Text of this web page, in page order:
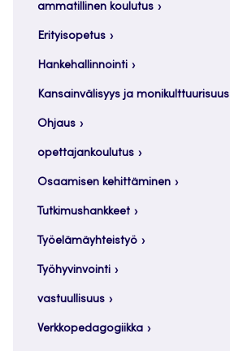
ammatillinen koulutus
Erityisopetus
Hankehallinnointi
Kansainvälisyys ja monikulttuurisuus
Ohjaus
opettajankoulutus
Osaamisen kehittäminen
Tutkimushankkeet
Työelämäyhteistyö
Työhyvinvointi
vastuullisuus
Verkkopedagogiikka